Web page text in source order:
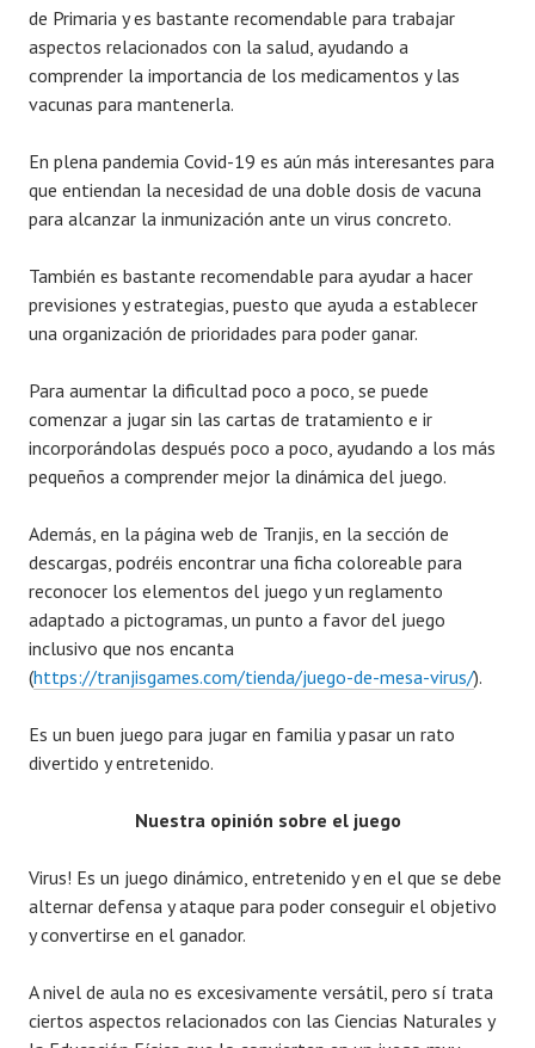
de Primaria y es bastante recomendable para trabajar
aspectos relacionados con la salud, ayudando a
comprender la importancia de los medicamentos y las
vacunas para mantenerla.
En plena pandemia Covid-19 es aún más interesantes para
que entiendan la necesidad de una doble dosis de vacuna
para alcanzar la inmunización ante un virus concreto.
También es bastante recomendable para ayudar a hacer
previsiones y estrategias, puesto que ayuda a establecer
una organización de prioridades para poder ganar.
Para aumentar la dificultad poco a poco, se puede
comenzar a jugar sin las cartas de tratamiento e ir
incorporándolas después poco a poco, ayudando a los más
pequeños a comprender mejor la dinámica del juego.
Además, en la página web de Tranjis, en la sección de
descargas, podréis encontrar una ficha coloreable para
reconocer los elementos del juego y un reglamento
adaptado a pictogramas, un punto a favor del juego
inclusivo que nos encanta
(https://tranjisgames.com/tienda/juego-de-mesa-virus/).
Es un buen juego para jugar en familia y pasar un rato
divertido y entretenido.
Nuestra opinión sobre el juego
Virus! Es un juego dinámico, entretenido y en el que se debe
alternar defensa y ataque para poder conseguir el objetivo
y convertirse en el ganador.
A nivel de aula no es excesivamente versátil, pero sí trata
ciertos aspectos relacionados con las Ciencias Naturales y